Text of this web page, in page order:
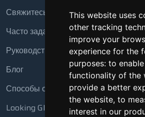
This website uses
other tracking
improve your
experience for the
purposes: to
functionality of the
provide a better
the website, to
interest in our
Свяжитесь с нами
Часто задаваемые вопросы
Руководство
Блог
Способы оплаты
Looking Glass